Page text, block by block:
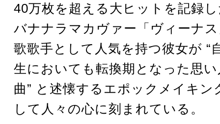
40万枚を超える大ヒットを記録
バナナラマカヴァー「ヴィーナ
歌歌手として人気を持つ彼女が “
生においても転換期となった思
曲” と述懐するエポックメイキン
して人々の心に刻まれている。